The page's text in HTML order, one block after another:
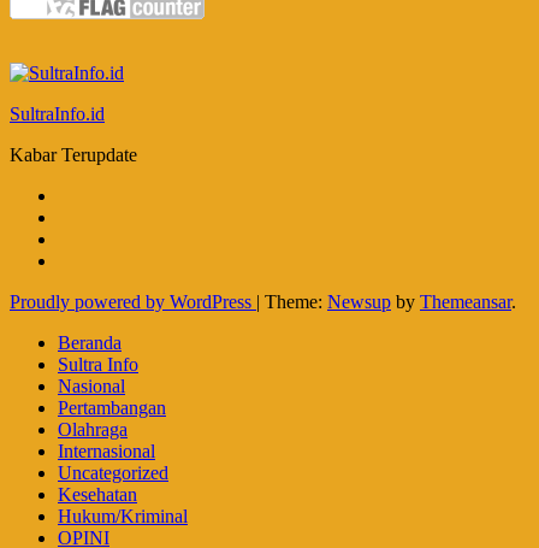
SultraInfo.id
Kabar Terupdate
Proudly powered by WordPress | Theme: Newsup by Themeansar.
Beranda
Sultra Info
Nasional
Pertambangan
Olahraga
Internasional
Uncategorized
Kesehatan
Hukum/Kriminal
OPINI